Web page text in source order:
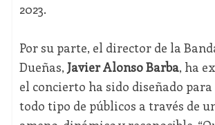
2023.
Por su parte, el director de la
Dueñas, Javier Alonso Barba, ha
el concierto ha sido diseñado
todo tipo de públicos a través de